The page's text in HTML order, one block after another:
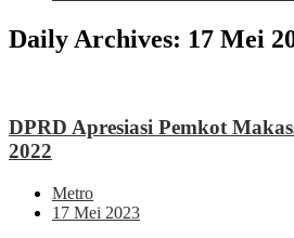
Daily Archives: 17 Mei
DPRD Apresiasi Pemkot
2022
Metro
17 Mei 2023